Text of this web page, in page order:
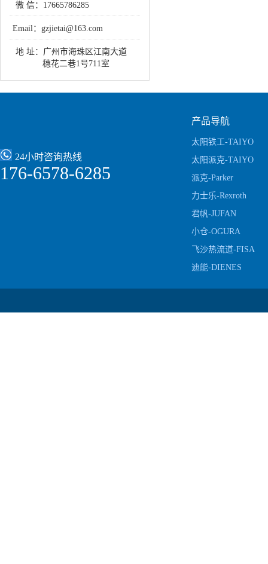
微 信： 17665786285
Email： gzjietai@163.com
地 址： 广州市海珠区江南大道
穗花二巷1号711室
24小时咨询热线
176-6578-6285
产品导航
太阳铁工-TAIYO
太阳派克-TAIYO
Parker
派克-Parker
力士乐-Rexroth
君帆-JUFAN
小仓-OGURA
飞沙热流道-FISA
迪能-DIENES